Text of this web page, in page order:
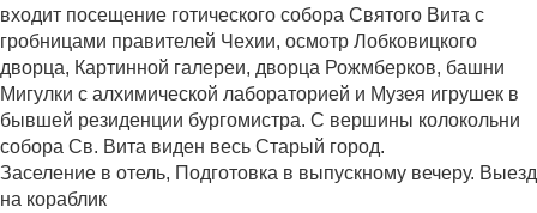
входит посещение готического собора Святого Вита с
гробницами правителей Чехии, осмотр Лобковицкого
дворца, Картинной галереи, дворца Рожмберков, башни
Мигулки с алхимической лабораторией и Музея игрушек в
бывшей резиденции бургомистра. С вершины колокольни
собора Св. Вита виден весь Старый город.
Заселение в отель, Подготовка в выпускному вечеру. Выезд
на кораблик